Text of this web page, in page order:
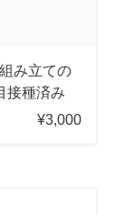
み立ての
接種済み
¥3,000